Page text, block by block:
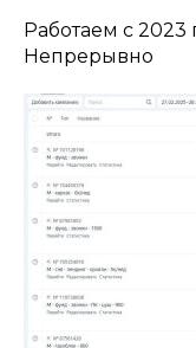
Работаем с 2023
Непрерывно